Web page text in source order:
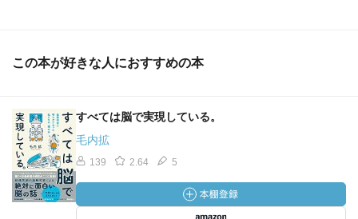
この本が好きな人におすすめの本
すべては脳で実現している。
毛内拡
139 2.64 5